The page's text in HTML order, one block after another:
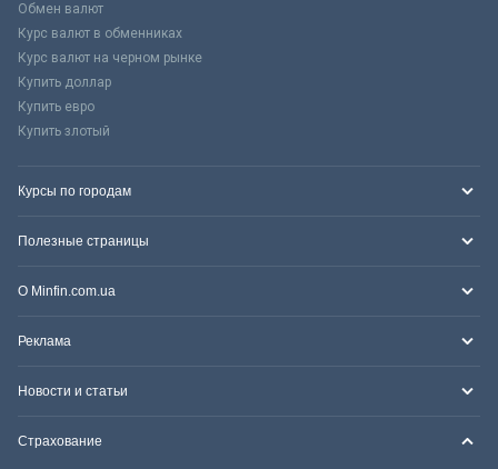
Обмен валют
Курс валют в обменниках
Курс валют на черном рынке
Купить доллар
Купить евро
Купить злотый
Курсы по городам
Полезные страницы
О Minfin.com.ua
Реклама
Новости и статьи
Страхование